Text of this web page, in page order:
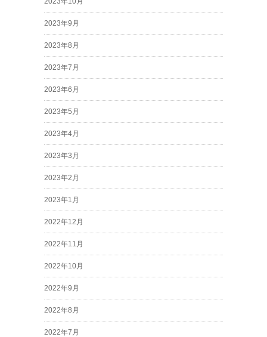
2023年9月
2023年8月
2023年7月
2023年6月
2023年5月
2023年4月
2023年3月
2023年2月
2023年1月
2022年12月
2022年11月
2022年10月
2022年9月
2022年8月
2022年7月